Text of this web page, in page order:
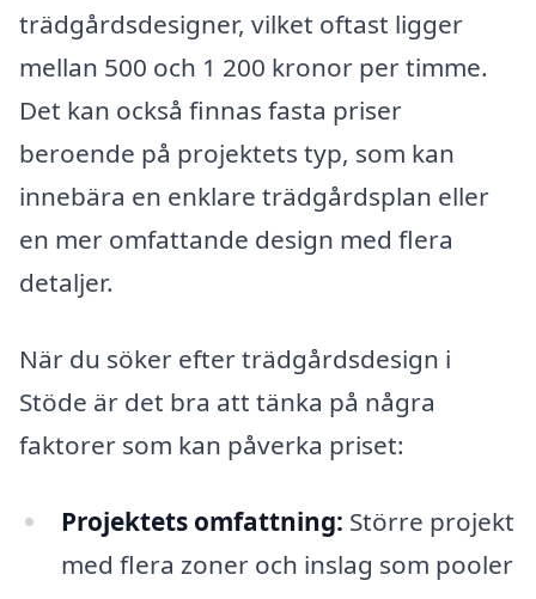
trädgårdsdesigner, vilket oftast ligger
mellan 500 och 1 200 kronor per timme.
Det kan också finnas fasta priser
beroende på projektets typ, som kan
innebära en enklare trädgårdsplan eller
en mer omfattande design med flera
detaljer.
När du söker efter trädgårdsdesign i
Stöde är det bra att tänka på några
faktorer som kan påverka priset:
Projektets omfattning: Större projekt
med flera zoner och inslag som pooler